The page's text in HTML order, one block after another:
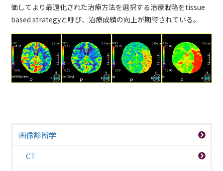
価してより最適化された治療方法を選択する治療戦略をtissue
based strategyと呼び、治療成績の向上が期待されている。
画像診断学
CT